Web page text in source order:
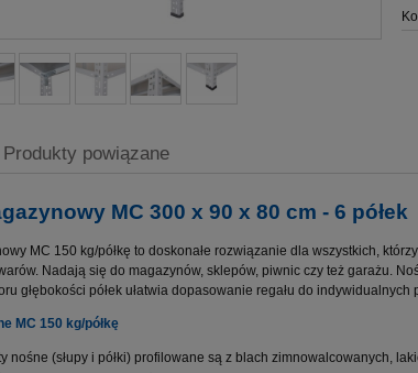
Produkty powiązane
MC 300 x 90 x 80 cm - 6 półek
MC 150 kg/półkę to doskonałe rozwiązanie dla wszystkich,
Nadają się do magazynów, sklepów, piwnic czy też garażu.
głębokości półek ułatwia dopasowanie regału do
MC 150 kg/półkę
nośne (słupy i półki) profilowane są z blach zimnowalcowanych,